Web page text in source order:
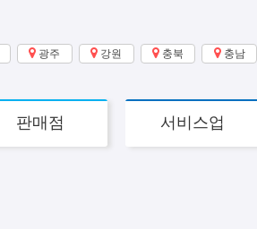
광주 강원 충북 충남
판매점 서비스업